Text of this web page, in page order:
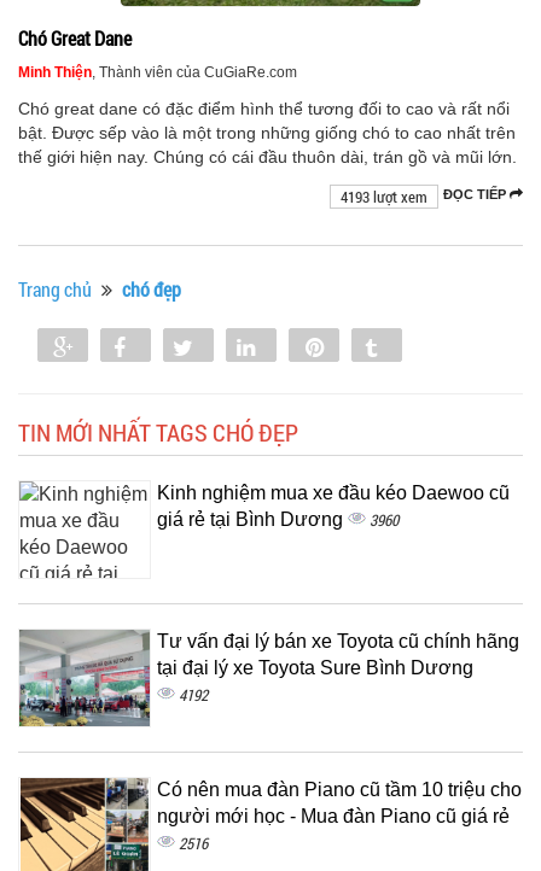
Chó Great Dane
Minh Thiện, Thành viên của CuGiaRe.com
Chó great dane có đặc điểm hình thể tương đối to cao và rất nổi
bật. Được sếp vào là một trong những giống chó to cao nhất trên
thế giới hiện nay. Chúng có cái đầu thuôn dài, trán gồ và mũi lớn.
ĐỌC TIẾP
4193 lượt xem
Trang chủ chó đẹp
Share Share Tweet Share
TIN MỚI NHẤT TAGS CHÓ ĐẸP
Kinh nghiệm mua xe đầu kéo Daewoo cũ
giá rẻ tại Bình Dương
3960
Tư vấn đại lý bán xe Toyota cũ chính hãng
tại đại lý xe Toyota Sure Bình Dương
4192
Có nên mua đàn Piano cũ tầm 10 triệu cho
người mới học - Mua đàn Piano cũ giá rẻ
2516